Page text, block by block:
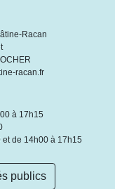
Racan
racan.fr
à 17h15
de 14h00 à 17h15
publics